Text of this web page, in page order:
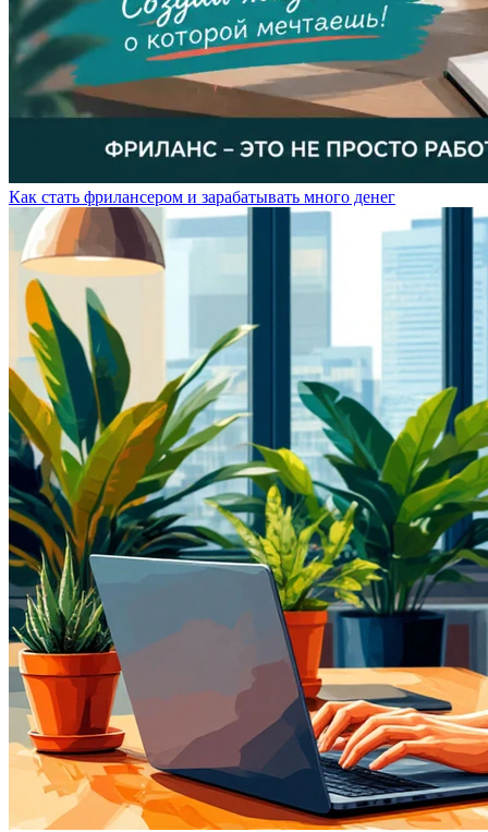
Как стать фрилансером и зарабатывать много денег